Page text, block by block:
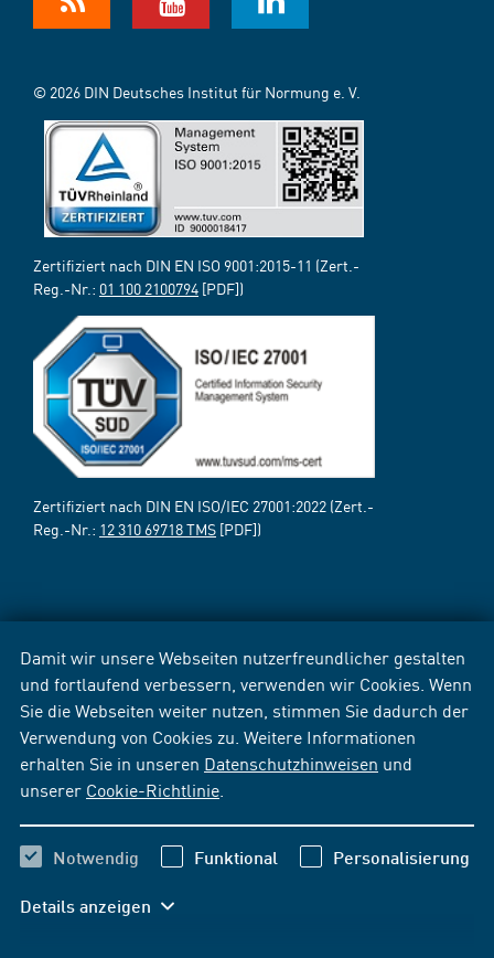
Damit wir unsere Webseiten nutzerfreundlicher gestalten
und fortlaufend verbessern, verwenden wir Cookies. Wenn
Sie die Webseiten weiter nutzen, stimmen Sie dadurch der
Verwendung von Cookies zu. Weitere Informationen
erhalten Sie in unseren Datenschutzhinweisen und
unserer Cookie-Richtlinie
Notwendig Funktional Personalisierung
Details anzeigen
© 2026 DIN Deutsches Institut für Normung e. V.
Zertifiziert nach DIN EN ISO 9001:2015-11 (Zert.-
Reg.-Nr.: 01 100 2100794 [PDF])
Zertifiziert nach DIN EN ISO/IEC 27001:2022 (Zert.-
Reg.-Nr.: 12 310 69718 TMS [PDF])